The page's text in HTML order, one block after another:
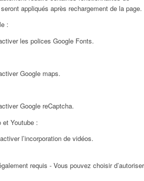
appliqués après rechargement de la page.
:
les polices Google Fonts.
Google maps.
Google reCaptcha.
et Youtube :
l’incorporation de vidéos.
requis - Vous pouvez choisir d’autoriser